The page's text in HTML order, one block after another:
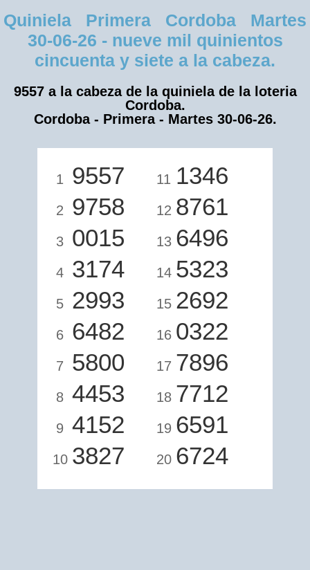
Quiniela Primera Cordoba Martes
30-06-26 - nueve mil quinientos
cincuenta y siete a la cabeza.
9557 a la cabeza de la quiniela de la loteria
Cordoba.
Cordoba - Primera - Martes 30-06-26.
1 9557
2 9758
3 0015
4 3174
5 2993
6 6482
7 5800
8 4453
9 4152
10 3827
11 1346
12 8761
13 6496
14 5323
15 2692
16 0322
17 7896
18 7712
19 6591
20 6724